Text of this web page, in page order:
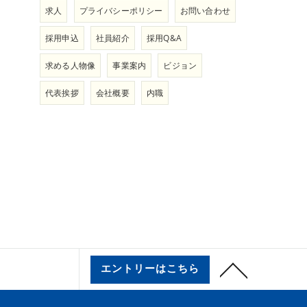
求人 プライバシーポリシー お問い合わせ
採用申込 社員紹介 採用Q&A
求める人物像 事業案内 ビジョン
代表挨拶 会社概要 内職
エントリーはこちら